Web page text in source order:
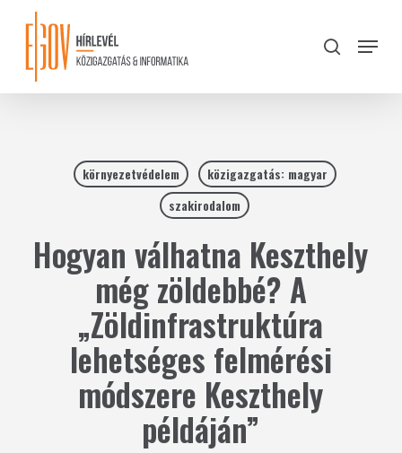
content
search
Menu
környezetvédelem
közigazgatás: magyar
szakirodalom
Hogyan válhatna Keszthely
még zöldebbé? A
„Zöldinfrastruktúra
lehetséges felmérési
módszere Keszthely
példáján”
Close